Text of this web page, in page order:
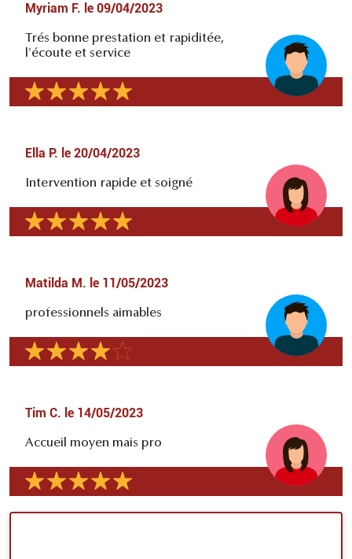
Myriam F. le 09/04/2023
Trés bonne prestation et rapiditée,
l'écoute et service
Ella P. le 20/04/2023
Intervention rapide et soigné
Matilda M. le 11/05/2023
professionnels aimables
Tim C. le 14/05/2023
Accueil moyen mais pro